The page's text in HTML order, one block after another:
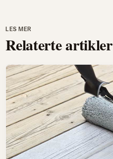
LES MER
Relaterte artikler